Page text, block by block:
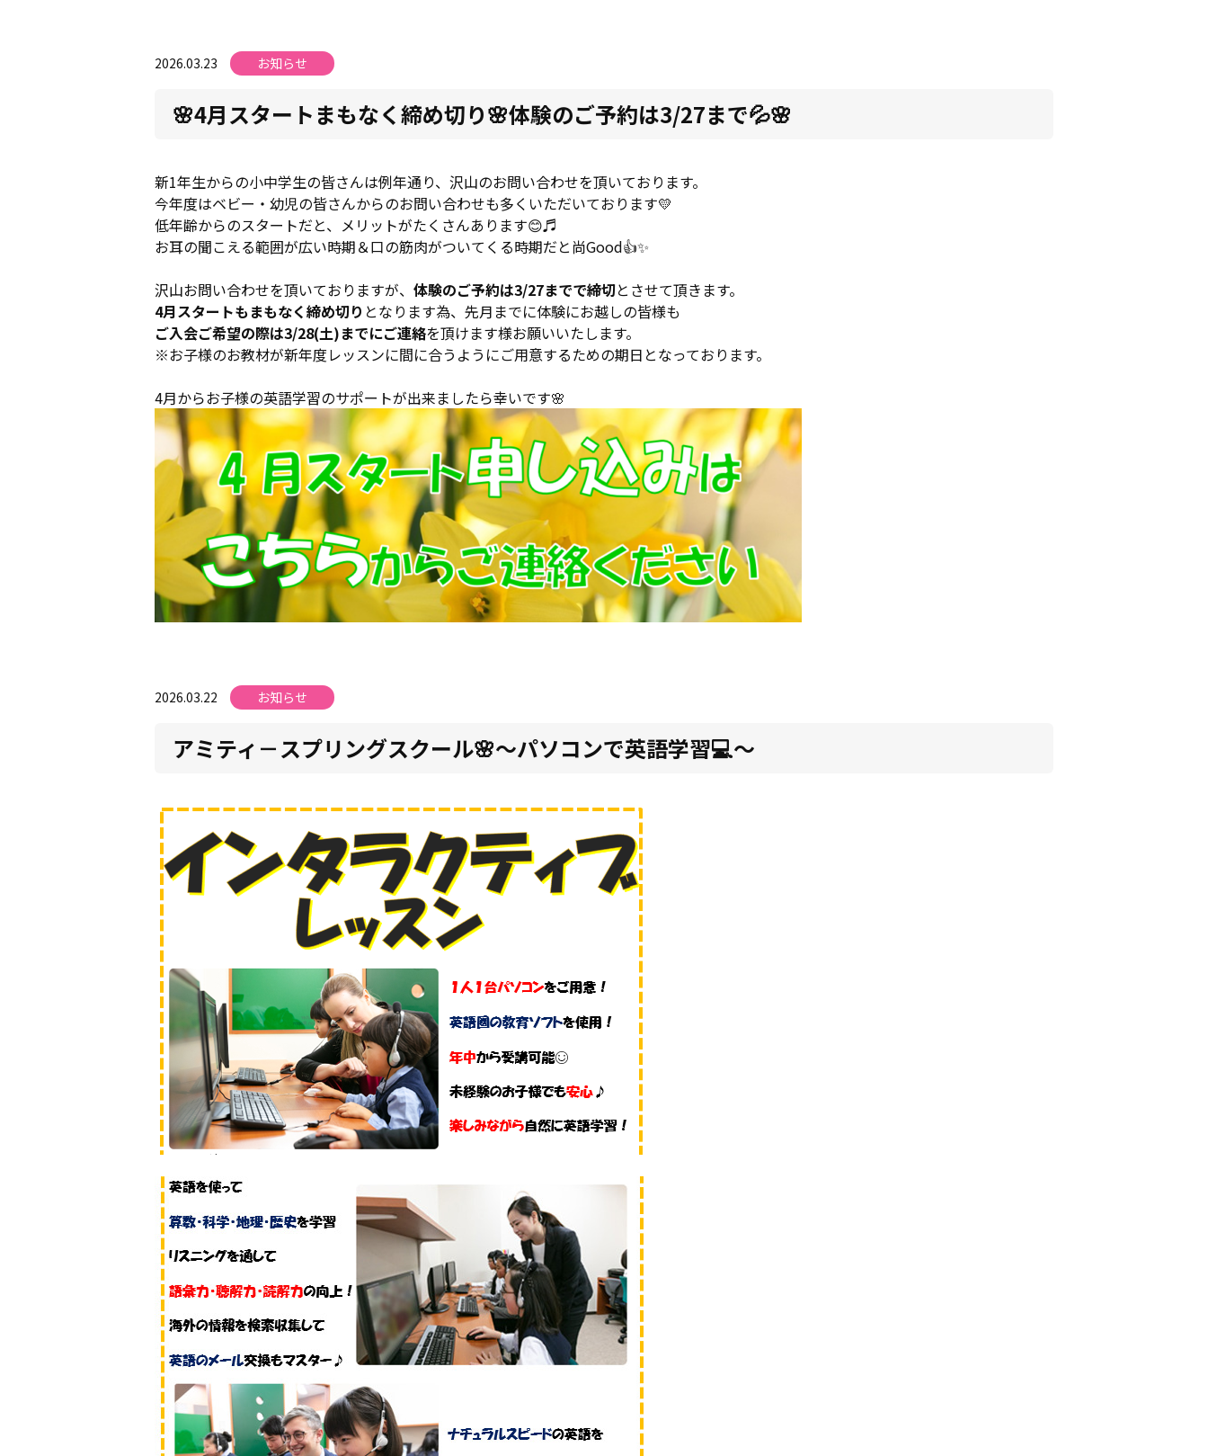
2026.03.23 お知らせ
🌸4月スタートまもなく締め切り🌸体験のご予約は3/27まで💦🌸
新1年生からの小中学生の皆さんは例年通り、沢山のお問い合わせを頂いております。
今年度はベビー・幼児の皆さんからのお問い合わせも多くいただいております💛
低年齢からのスタートだと、メリットがたくさんあります😊♬
お耳の聞こえる範囲が広い時期＆口の筋肉がついてくる時期だと尚Good👍✨
沢山お問い合わせを頂いておりますが、 体験のご予約は3/27までで締切とさせて頂きます。
4月スタートもまもなく締め切り となります為、先月までに体験にお越しの皆様も
ご入会ご希望の際は3/28(土)までにご連絡を頂けます様お願いいたします。
※お子様のお教材が新年度レッスンに間に合うようにご用意するための期日となっております。
4月からお子様の英語学習のサポートが出来ましたら幸いです🌸
2026.03.22 お知らせ
アミティ－スプリングスクール🌸～パソコンで英語学習💻～